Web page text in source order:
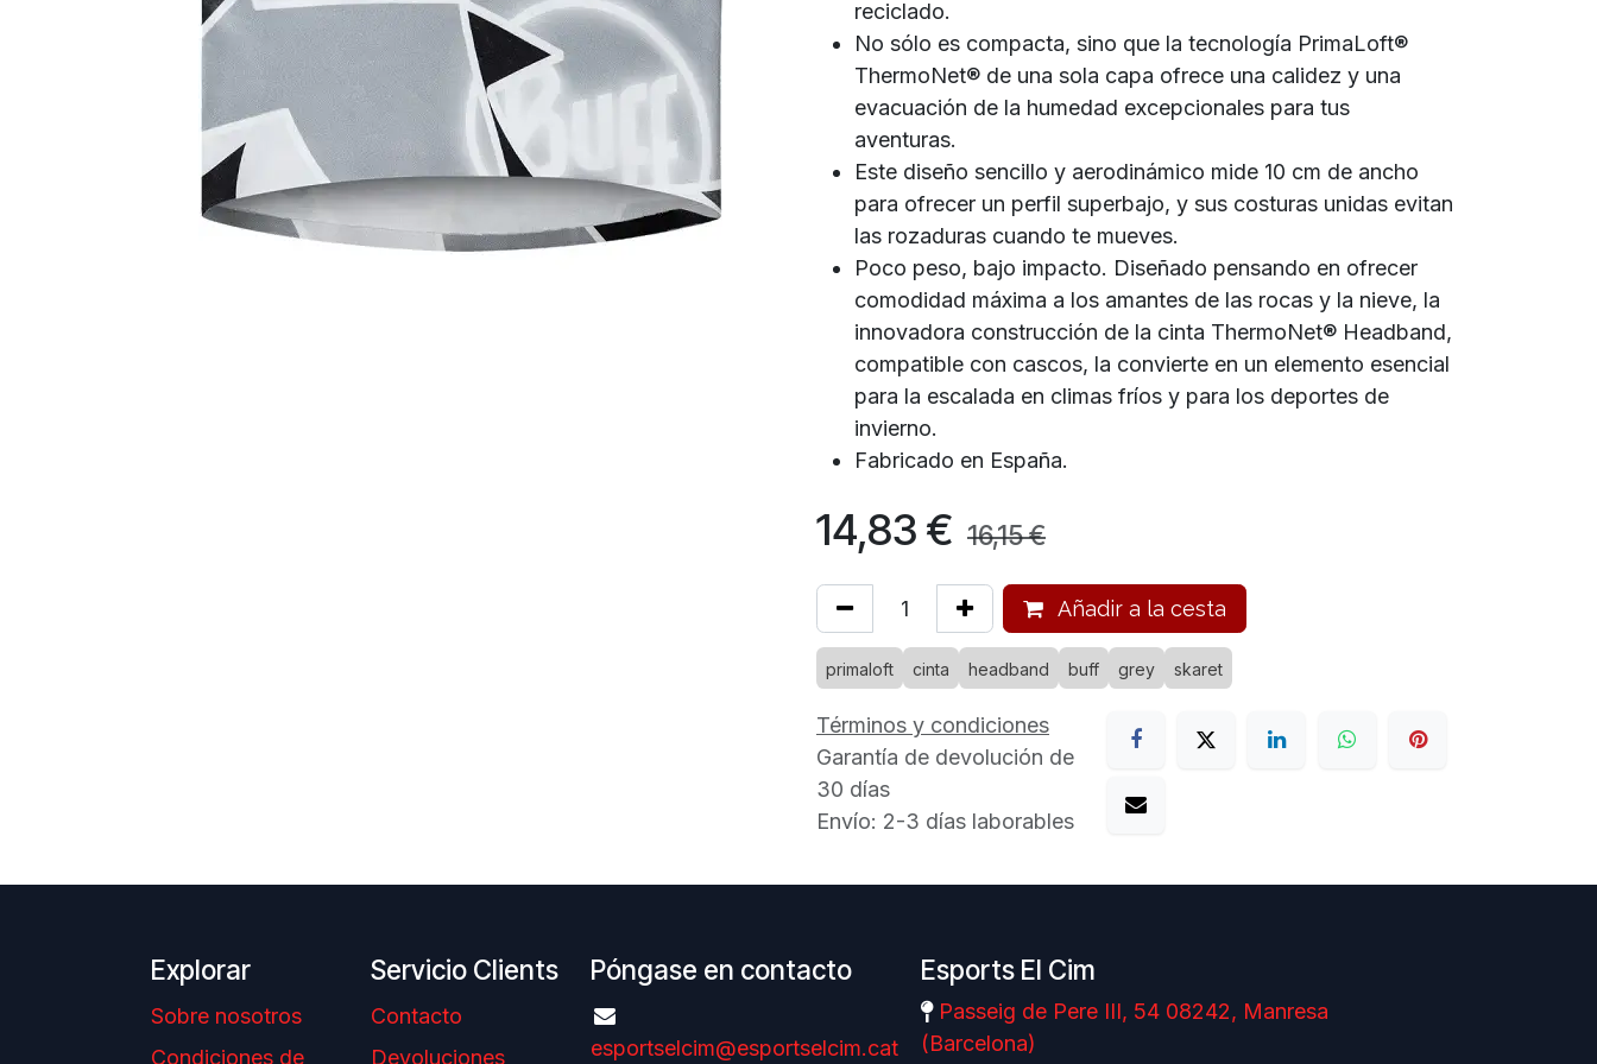
reciclado.
No sólo es compacta, sino que la tecnología PrimaLoft®
ThermoNet® de una sola capa ofrece una calidez y una
evacuación de la humedad excepcionales para tus
aventuras.
Este diseño sencillo y aerodinámico mide 10 cm de ancho
para ofrecer un perfil superbajo, y sus costuras unidas evitan
las rozaduras cuando te mueves.
Poco peso, bajo impacto. Diseñado pensando en ofrecer
comodidad máxima a los amantes de las rocas y la nieve, la
innovadora construcción de la cinta ThermoNet® Headband,
compatible con cascos, la convierte en un elemento esencial
para la escalada en climas fríos y para los deportes de
invierno.
Fabricado en España.
14,83 € 16,15€
Añadir a la cesta
primaloft cinta headband buff grey skaret
Términos y condiciones
Garantía de devolución de
30 días
Envío: 2-3 días laborables
Explorar
Sobre nosotros
Condiciones de
Servicio Clients
Contacto
Devoluciones
Esports El Cim
Passeig de Pere III, 54 08242, Manresa
(Barcelona)
Póngase en contacto
esportselcim@esportselcim.cat